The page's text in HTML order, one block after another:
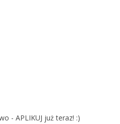
- APLIKUJ już teraz! :)